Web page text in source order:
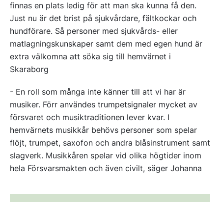
finnas en plats ledig för att man ska kunna få den.
Just nu är det brist på sjukvårdare, fältkockar och
hundförare. Så personer med sjukvårds- eller
matlagningskunskaper samt dem med egen hund är
extra välkomna att söka sig till hemvärnet i
Skaraborg
- En roll som många inte känner till att vi har är
musiker. Förr användes trumpetsignaler mycket av
försvaret och musiktraditionen lever kvar. I
hemvärnets musikkår behövs personer som spelar
flöjt, trumpet, saxofon och andra blåsinstrument samt
slagverk. Musikkåren spelar vid olika högtider inom
hela Försvarsmakten och även civilt, säger Johanna